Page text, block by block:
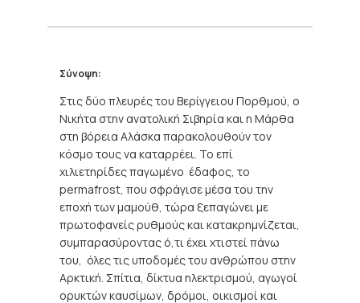
Σύνοψη:
Στις δύο πλευρές του Βερίγγειου Πορθμού, ο
Νικήτα στην ανατολική Σιβηρία και η Μάρθα
στη βόρεια Αλάσκα παρακολουθούν τον
κόσμο τους να καταρρέει. Το επί
χιλιετηρίδες παγωμένο έδαφος, το
permafrost, που σφράγισε μέσα του την
εποχή των μαμούθ, τώρα ξεπαγώνει με
πρωτοφανείς ρυθμούς και κατακρημνίζεται,
συμπαρασύροντας ό,τι έχει χτιστεί πάνω
του, όλες τις υποδομές του ανθρώπου στην
Αρκτική. Σπίτια, δίκτυα ηλεκτρισμού, αγωγοί
ορυκτών καυσίμων, δρόμοι, οικισμοί και